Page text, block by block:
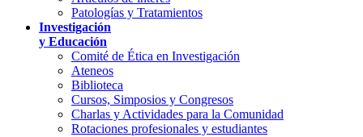
Patologías y Tratamientos
Investigación
y Educación
Comité de Ética en Investigación
Ateneos
Biblioteca
Cursos, Simposios y Congresos
Charlas y Actividades para la Comunidad
Rotaciones profesionales y estudiantes